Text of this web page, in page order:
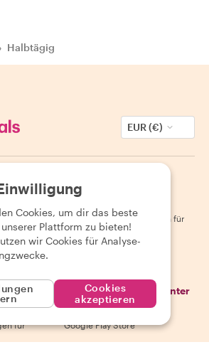
› Halbtägig
EUR (€)
Gäste
Hilfecenter für Gäste
Stornierungsbedingungen für
Gäste
AGB für Gäste
für
Lade unsere App herunter
Google Play Store
Cookies, um dir das beste
Plattform zu bieten!
wir Cookies für Analyse-
Cookies
akzeptieren